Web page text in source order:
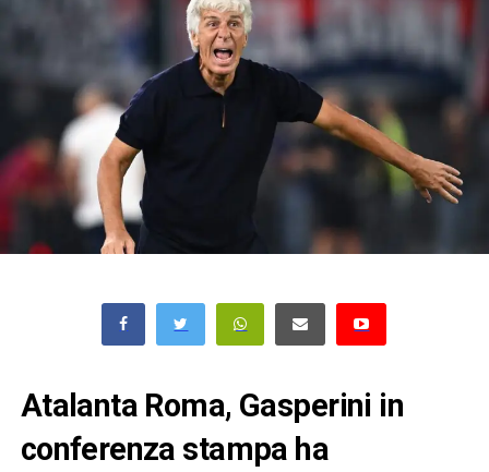
Atalanta Roma, Gasperini in
conferenza stampa ha